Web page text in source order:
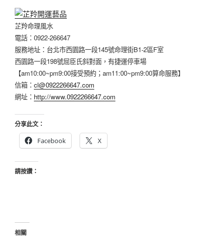
芷羚命理風水
電話：0922-266647
服務地址：台北市西園路一段145號命理街B1-2區F室
西園路一段198號屈臣氏斜對面，有捷運停車場
【am10:00~pm9:00接受預約；am11:00~pm9:00算命服務】
信箱： cl@0922266647.com
網址： http://www.0922266647.com
分享此文：
Facebook
X
請按讚：
相關